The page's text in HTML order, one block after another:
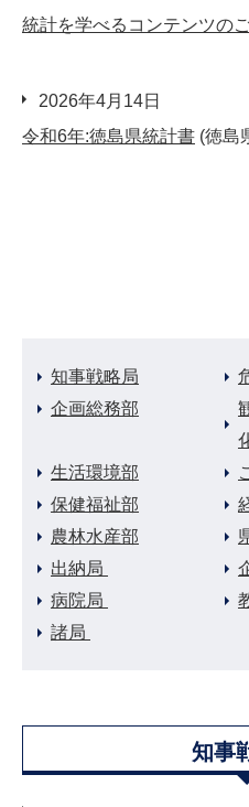
統計を学べるコンテンツの
2026年4月14日
令和6年:徳島県統計書 (徳島
知事戦略局
企画総務部
生活環境部
保健福祉部
農林水産部
知事